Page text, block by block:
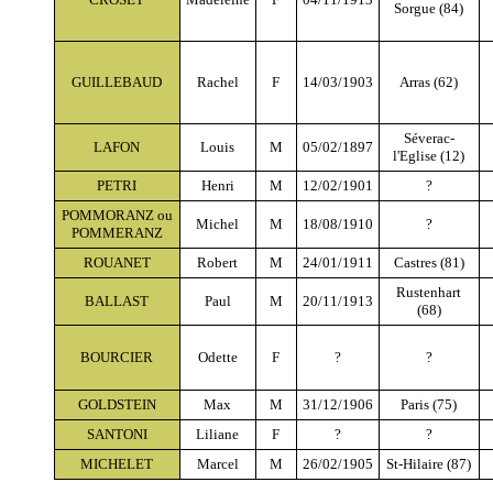
Sorgue (84)
GUILLEBAUD Rachel F 14/03/1903 Arras (62)
LAFON Louis M 05/02/1897
Séverac-
l'Eglise (12)
PETRI
Henri M 12/02/1901
?
POMMORANZ ou
POMMERANZ
Michel M 18/08/1910 ?
ROUANET Robert M 24/01/1911 Castres (81)
BALLAST Paul M 20/11/1913
Rustenhart
(68)
BOURCIER Odette F ? ?
GOLDSTEIN Max M 31/12/1906
Paris (75)
SANTONI
Liliane F ?
?
MICHELET
Marcel M 26/02/1905 St-Hilaire (87)